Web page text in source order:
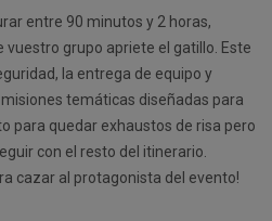
entre 90 minutos y 2 horas,
vuestro grupo apriete el gatillo. Este
la entrega de equipo y
temáticas diseñadas para
para quedar exhaustos de risa pero
con el resto del itinerario.
cazar al protagonista del evento!